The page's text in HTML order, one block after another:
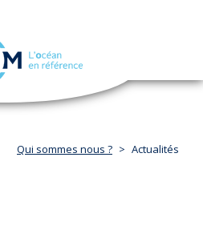
navigation
Qui sommes nous ? Actualités